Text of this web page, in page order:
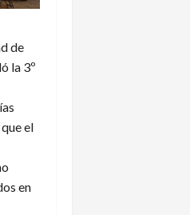
de
la 3º
el
en